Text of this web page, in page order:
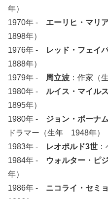
年）
1970年 - エーリヒ・マリ
1898年）
1976年 -
レッド・フェイ
1888年）
1979年 -
周立波 ：作家（
1980年 - ルイス・マイル
1895年）
1980年 - ジョン・ボーナム
ドラマー（生年 1948年）
1983年 -
レオポルド3世
1984年 -
ウォルター・ピ
年）
1986年 - ニコライ・セミ